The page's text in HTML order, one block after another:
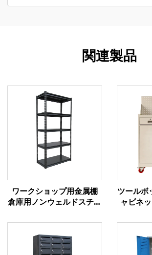
関連製品
ワークショップ用金属棚
倉庫用ノンウェルドスチー
ンダ雑貨収納ラック
ツールボ
ャビネ
スキャ
ルキャ